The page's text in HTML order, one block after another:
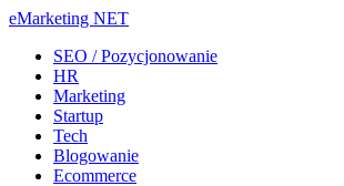
eMarketing NET
SEO / Pozycjonowanie
HR
Marketing
Startup
Tech
Blogowanie
Ecommerce